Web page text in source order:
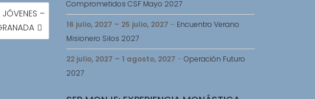
–
Comprometidos CSF Mayo 2027
16 julio, 2027 – 25 julio, 2027 – Encuentro Verano
Misionero Silos 2027
22 julio, 2027 – 1 agosto, 2027 – Operación Futuro
2027